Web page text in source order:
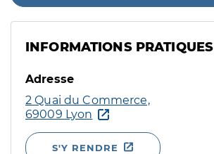
INFORMATIONS PRATIQUES
Adresse
2 Quai du Commerce,
69009 Lyon
S'Y RENDRE